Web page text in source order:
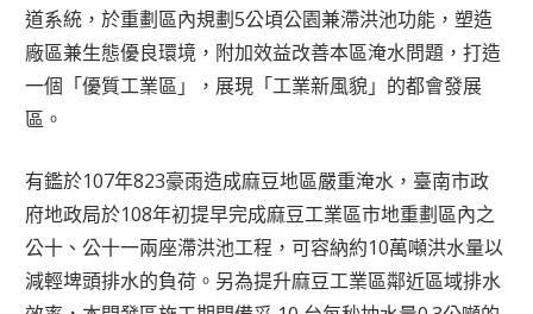
道系統，於重劃區內規劃5公頃公園兼滯洪池功能，塑造
廠區兼生態優良環境，附加效益改善本區淹水問題，打造
一個「優質工業區」，展現「工業新風貌」的都會發展
區。
有鑑於107年823豪雨造成麻豆地區嚴重淹水，臺南市政
府地政局於108年初提早完成麻豆工業區市地重劃區內之
公十、公十一兩座滯洪池工程，可容納約10萬噸洪水量以
減輕埤頭排水的負荷。另為提升麻豆工業區鄰近區域排水